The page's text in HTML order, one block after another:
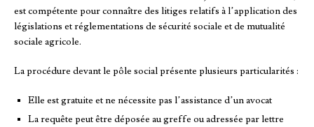
est compétente pour connaître des litiges relatifs à l’application des
législations et réglementations de sécurité sociale et de mutualité
sociale agricole.
La procédure devant le pôle social présente plusieurs particularités :
Elle est gratuite et ne nécessite pas l’assistance d’un avocat
La requête peut être déposée au greffe ou adressée par lettre